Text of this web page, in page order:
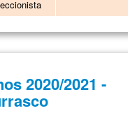
2020/2021 -